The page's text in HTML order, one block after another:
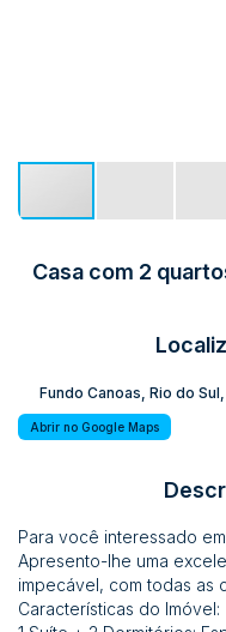
Casa com 2
Fundo Canoas Rio do Sul
Abrir no Google Maps
Para você interessado
Apresento-lhe uma
impecável, com todas as
Características do Imóvel: